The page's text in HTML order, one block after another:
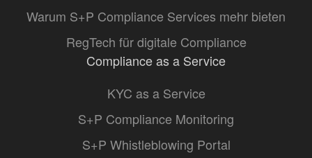
Warum S+P Compliance Services mehr bieten
RegTech für digitale Compliance
Compliance as a Service
KYC as a Service
S+P Compliance Monitoring
S+P Whistleblowing Portal